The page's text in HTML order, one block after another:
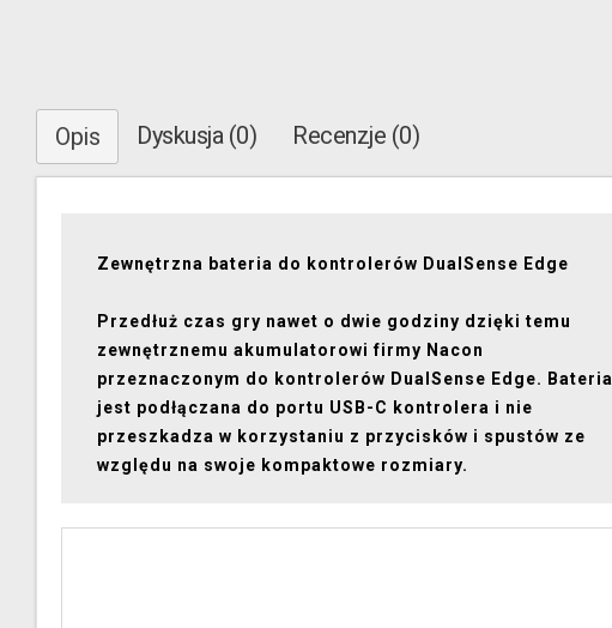
Opis Dyskusja (0) Recenzje (0)
Zewnętrzna bateria do kontrolerów DualSense Edge
Przedłuż czas gry nawet o dwie godziny dzięki temu
zewnętrznemu akumulatorowi firmy Nacon
przeznaczonym do kontrolerów DualSense Edge. Bateria
jest podłączana do portu USB-C kontrolera i nie
przeszkadza w korzystaniu z przycisków i spustów ze
względu na swoje kompaktowe rozmiary.